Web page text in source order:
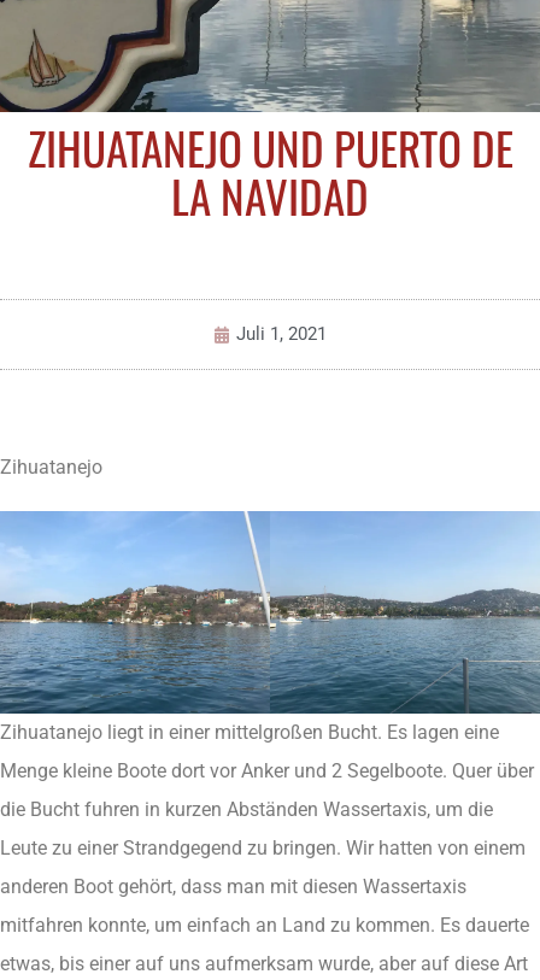
ZIHUATANEJO UND PUERTO DE
LA NAVIDAD
Juli 1, 2021
Zihuatanejo
Zihuatanejo liegt in einer mittelgroßen Bucht. Es lagen eine
Menge kleine Boote dort vor Anker und 2 Segelboote. Quer über
die Bucht fuhren in kurzen Abständen Wassertaxis, um die
Leute zu einer Strandgegend zu bringen. Wir hatten von einem
anderen Boot gehört, dass man mit diesen Wassertaxis
mitfahren konnte, um einfach an Land zu kommen. Es dauerte
etwas, bis einer auf uns aufmerksam wurde, aber auf diese Art